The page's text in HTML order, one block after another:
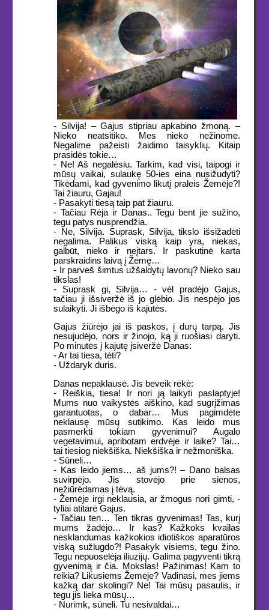
- Silvija! – Gajus stipriau apkabino žmoną. –
Nieko neatsitiko. Mes nieko nežinome.
Negalime pažeisti žaidimo taisyklių. Kitaip
prasidės tokie…
- Ne! Aš negalėsiu. Tarkim, kad visi, taipogi ir
mūsų vaikai, sulaukę 50-ies eina nusižudyti?
Tikėdami, kad gyvenimo likutį praleis Žemėje?!
Tai žiauru, Gajau!
- Pasakyti tiesą taip pat žiauru.
- Tačiau Rėja ir Danas.. Tegu bent jie sužino,
tegu patys nusprendžia.
- Ne, Silvija. Suprask, Silvija, tikslo išsižadėti
negalima. Palikus viską kaip yra, niekas,
galbūt, nieko ir neįtars. Ir paskutinė karta
parskraidins laivą į Žemę…
- Ir parveš šimtus užšaldytų lavonų? Nieko sau
tikslas!
- Suprask gi, Silvija… - vėl pradėjo Gajus,
tačiau ji išsiveržė iš jo glėbio. Jis nespėjo jos
sulaikyti. Ji išbėgo iš kajutės.
Gajus žiūrėjo jai iš paskos, į durų tarpą. Jis
nesujudėjo, nors ir žinojo, ką ji ruošiasi daryti.
Po minutės į kajutę įsiveržė Danas:
- Ar tai tiesa, tėti?
- Uždaryk duris.
Danas nepaklausė. Jis beveik rėkė:
- Reiškia, tiesa! Ir nori ją laikyti paslaptyje!
Mums nuo vaikystės aiškino, kad sugrįžimas
garantuotas, o dabar… Mus pagimdėte
neklausę mūsų sutikimo. Kas leido mus
pasmerkti tokiam gyvenimui? Augalo
vegetavimui, apribotam erdvėje ir laike? Tai…
tai tiesiog niekšiška. Niekšiška ir nežmoniška.
- Sūneli…
- Kas leido jiems… aš jums?! – Dano balsas
suvirpėjo. Jis stovėjo prie sienos,
nežiūrėdamas į tėvą.
- Žemėje irgi neklausia, ar žmogus nori gimti, -
tyliai atitarė Gajus.
- Tačiau ten… Ten tikras gyvenimas! Tas, kurį
mums žadėjo… Ir kas? Kažkoks kvailas
nesklandumas kažkokios idiotiškos aparatūros
viską sužlugdo?! Pasakyk visiems, tegu žino.
Tegu nepuoselėja iliuzijų. Galima pagyventi tikrą
gyvenimą ir čia. Mokslas! Pažinimas! Kam to
reikia? Likusiems Žemėje? Vadinasi, mes jiems
kažką dar skolingi? Ne! Tai mūsų pasaulis, ir
tegu jis lieka mūsų…
- Nurimk, sūneli. Tu nesivaldai…